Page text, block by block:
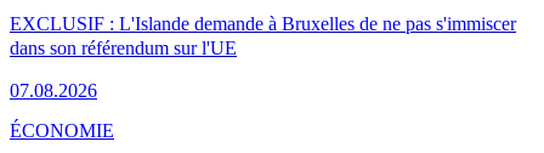
EXCLUSIF : L'Islande demande à Bruxelles de ne pas s'immiscer
dans son référendum sur l'UE
07.08.2026
ÉCONOMIE